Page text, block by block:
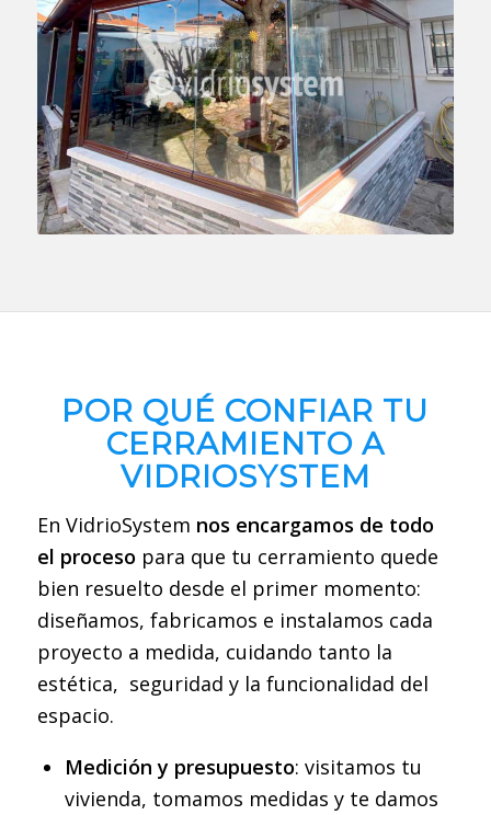
POR QUÉ CONFIAR TU
CERRAMIENTO A
VIDRIOSYSTEM
En VidrioSystem nos encargamos de todo
el proceso para que tu cerramiento quede
bien resuelto desde el primer momento:
diseñamos, fabricamos e instalamos cada
proyecto a medida, cuidando tanto la
estética, seguridad y la funcionalidad del
espacio.
Medición y presupuesto: visitamos tu
vivienda, tomamos medidas y te damos